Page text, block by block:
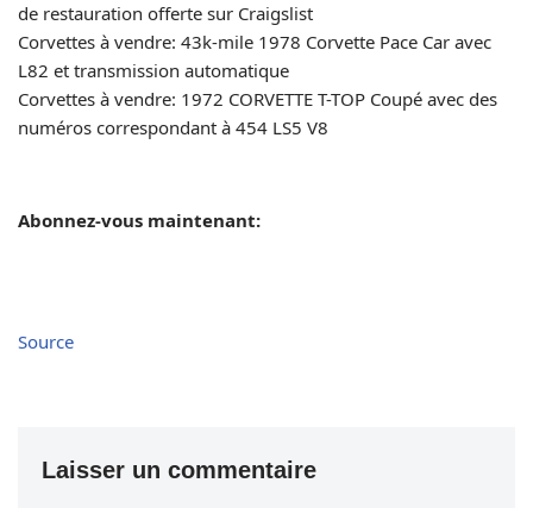
de restauration offerte sur Craigslist
Corvettes à vendre: 43k-mile 1978 Corvette Pace Car avec
L82 et transmission automatique
Corvettes à vendre: 1972 CORVETTE T-TOP Coupé avec des
numéros correspondant à 454 LS5 V8
Abonnez-vous maintenant:
Source
Laisser un commentaire